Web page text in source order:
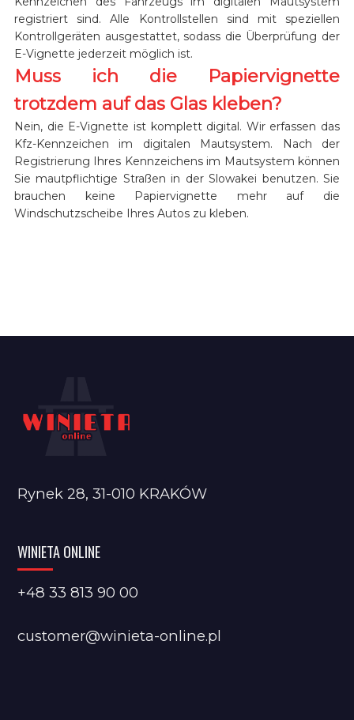
registriert sind. Alle Kontrollstellen sind mit speziellen
Kontrollgeräten ausgestattet, sodass die Überprüfung der
E-Vignette jederzeit möglich ist.
Muss ich die Papiervignette
trotzdem auf das Glas kleben?
Nein, die E-Vignette ist komplett digital. Wir erfassen das
Kfz-Kennzeichen im digitalen Mautsystem. Nach der
Registrierung Ihres Kennzeichens im Mautsystem können
Sie mautpflichtige Straßen in der Slowakei benutzen. Sie
brauchen keine Papiervignette mehr auf die
Windschutzscheibe Ihres Autos zu kleben.
Rynek 28, 31-010 KRAKÓW
WINIETA ONLINE
+48 33 813 90 00
customer@winieta-online.pl